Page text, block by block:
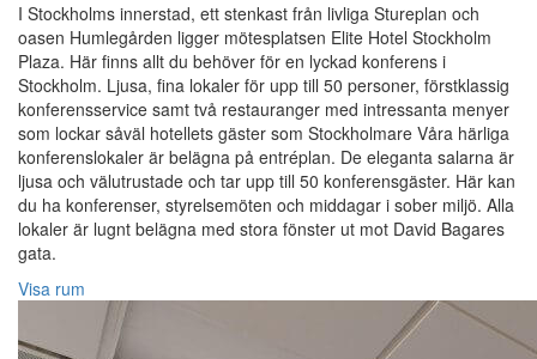
I Stockholms innerstad, ett stenkast från livliga Stureplan och
oasen Humlegården ligger mötesplatsen Elite Hotel Stockholm
Plaza. Här finns allt du behöver för en lyckad konferens i
Stockholm. Ljusa, fina lokaler för upp till 50 personer, förstklassig
konferensservice samt två restauranger med intressanta menyer
som lockar såväl hotellets gäster som Stockholmare Våra härliga
konferenslokaler är belägna på entréplan. De eleganta salarna är
ljusa och välutrustade och tar upp till 50 konferensgäster. Här kan
du ha konferenser, styrelsemöten och middagar i sober miljö. Alla
lokaler är lugnt belägna med stora fönster ut mot David Bagares
gata.
Visa rum